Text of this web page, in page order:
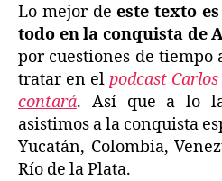
Lo mejor deeste texto
todo en la conquista de
por cuestiones de tiempo
tratar en el podcast
contará. Así que a lo
asistimos a la conquista
Yucatán, Colombia,
Río de la Plata.